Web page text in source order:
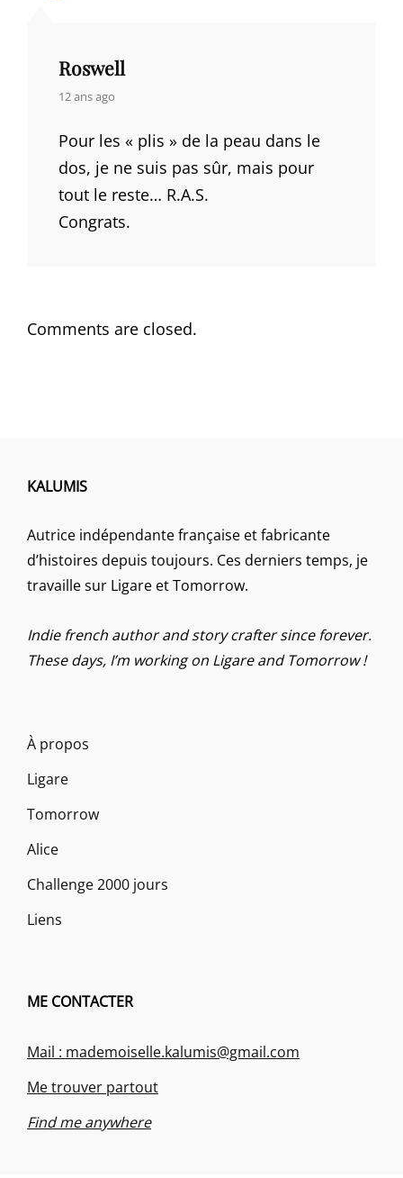
Roswell
says:
12 ans ago
Pour les « plis » de la peau dans le
dos, je ne suis pas sûr, mais pour
tout le reste… R.A.S.
Congrats.
Comments are closed.
KALUMIS
Autrice indépendante française et fabricante
d’histoires depuis toujours. Ces derniers temps, je
travaille sur Ligare et Tomorrow.
Indie french author and story crafter since forever.
These days, I’m working on Ligare and Tomorrow !
À propos
Ligare
Tomorrow
Alice
Challenge 2000 jours
Liens
ME CONTACTER
Mail : mademoiselle.kalumis@gmail.com
Me trouver partout
Find me anywhere